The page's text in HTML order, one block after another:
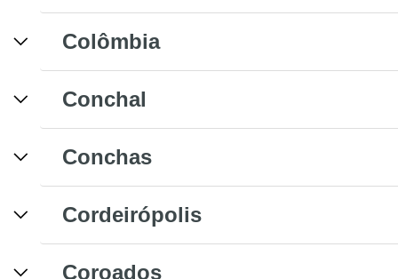
Colômbia
Conchal
Conchas
Cordeirópolis
Coroados